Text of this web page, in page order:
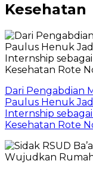
Kesehatan
Dari Pengabdian
Paulus Henuk
Internship
Kesehatan Rote